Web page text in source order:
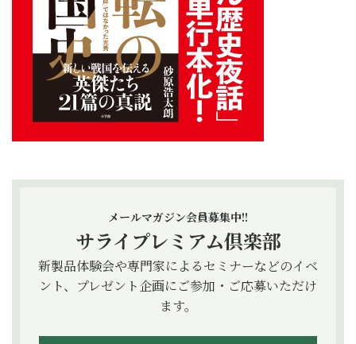
メールマガジン会員募集中!!
サライプレミアム倶楽部
新製品体験会や専門家によるセミナーなどのイベ
ント、プレゼント企画にご参加・ご応募いただけ
ます。